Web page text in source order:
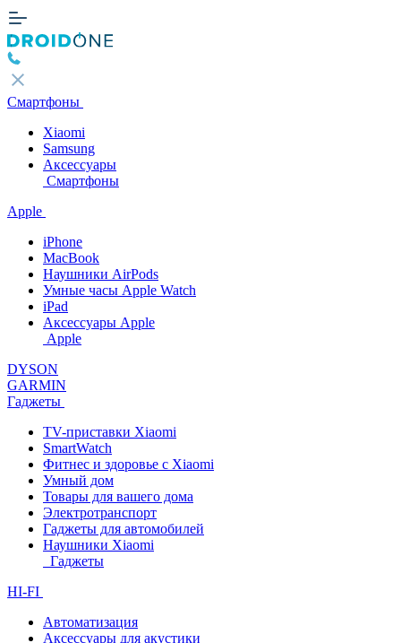
Смартфоны
Xiaomi
Samsung
Аксессуары
Смартфоны
Apple
iPhone
MacBook
Наушники AirPods
Умные часы Apple Watch
iPad
Аксессуары Apple
Apple
DYSON
GARMIN
Гаджеты
TV-приставки Xiaomi
SmartWatch
Фитнес и здоровье с Xiaomi
Умный дом
Товары для вашего дома
Электротранспорт
Гаджеты для автомобилей
Наушники Xiaomi
Гаджеты
HI-FI
Автоматизация
Аксессуары для акустики